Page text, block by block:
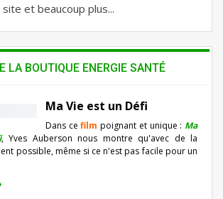
site et beaucoup plus...
LA BOUTIQUE ENERGIE SANTÉ
Ma Vie est un Défi
Dans cefilm poignant et unique : Ma
, Yves Auberson nous montre qu'avec de la
possible, même si ce n'est pas facile pour un